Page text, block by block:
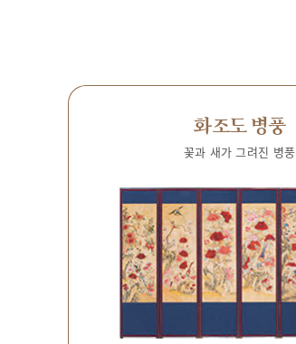
화조도 병풍
꽃과 새가 그려진 병풍